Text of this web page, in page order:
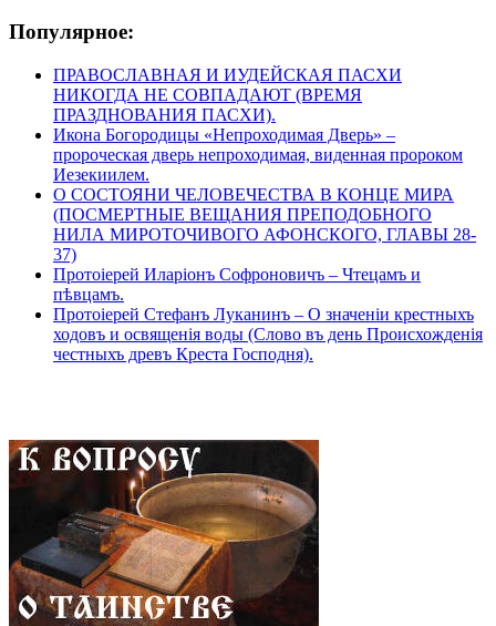
Популярное:
ПРАВОСЛАВНАЯ И ИУДЕЙСКАЯ ПАСХИ
НИКОГДА НЕ СОВПАДАЮТ (ВРЕМЯ
ПРАЗДНОВАНИЯ ПАСХИ).
Икона Богородицы «Непроходимая Дверь» –
пророческая дверь непроходимая, виденная пророком
Иезекиилем.
О СОСТОЯНИ ЧЕЛОВЕЧЕСТВА В КОНЦЕ МИРА
(ПОСМЕРТНЫЕ ВЕЩАНИЯ ПРЕПОДОБНОГО
НИЛА МИРОТОЧИВОГО АФОНСКОГО, ГЛАВЫ 28-
37)
Протоіерей Иларіонъ Софроновичъ – Чтецамъ и
пѣвцамъ.
Протоіерей Стефанъ Луканинъ – О значеніи крестныхъ
ходовъ и освященія воды (Слово въ день Происхожденія
честныхъ древъ Креста Господня).